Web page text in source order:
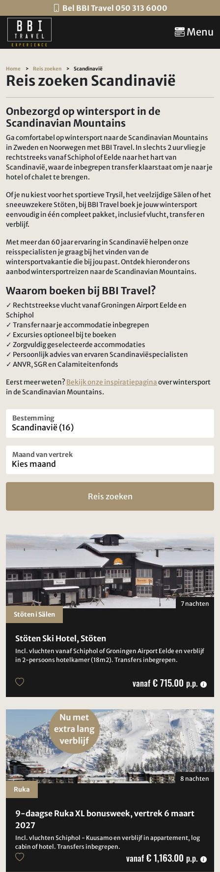
Bel BBI Travel 050 313 6000
Menu
Home Reis zoeken Scandinavië
Reis zoeken Scandinavië
Onbezorgd op wintersport in de
Scandinavian Mountains
Ga comfortabel op wintersport naar de Scandinavian Mountains
in Zweden en Noorwegen met BBI Travel. In slechts 2 uur vlieg je
rechtstreeks vanaf Schiphol of Eelde naar het hart van
Scandinavië, waar de inbegrepen transfer klaarstaat om je naar je
hotel of chalet te brengen.
Of je nu kiest voor het sportieve Trysil, het veelzijdige Sälen of het
sneeuwzekere Stöten, bij BBI Travel boek je jouw wintersport
eenvoudig in één compleet pakket, inclusief vlucht, transfer en
verblijf.
Met meer dan 60 jaar ervaring in Scandinavië helpen onze
reisspecialisten je graag bij het vinden van de
wintersportvakantie die bij jou past. Ontdek hieronder ons
aanbod wintersportreizen naar de Scandinavian Mountains.
Waarom boeken bij BBI Travel?
✓ Rechtstreekse vlucht vanaf Groningen Airport Eelde en
Schiphol
✓ Transfer naar je accommodatie inbegrepen
✓ Excursies optioneel bij te boeken
✓ Zorgvuldig geselecteerde accommodaties
✓ Persoonlijk advies van ervaren Scandinaviëspecialisten
✓ ANVR, SGR en Calamiteitenfonds
Eerst meer weten?Bekijk onze inspiratiepaginaover wintersport
in de Scandinavian Mountains.
Bestemming
Maand van vertrek
Reis zoeken
Stöten Ski Hotel, Stöten
Incl. vluchten vanaf Schiphol of Groningen Airport Eelde en verblijf
in 2-persoons hotelkamer (18m2). Transfers inbegrepen.
7 nachten
vanaf € 715.00 p.p.
Stöten i Sälen
9-daagse Ruka XL bonusweek, vertrek 6 maart
2027
Incl. vluchten Schiphol - Kuusamo en verblijf in appartement, log
cabin of hotel. Transfers inbegrepen.
8 nachten
vanaf € 1,163.00 p.p.
Ruka